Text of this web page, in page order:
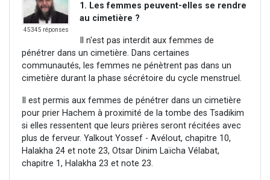
45345 réponses
1. Les femmes peuvent-elles se rendre
au cimetière ?
Il n'est pas interdit aux femmes de
pénétrer dans un cimetière. Dans certaines
communautés, les femmes ne pénètrent pas dans un
cimetière durant la phase sécrétoire du cycle menstruel.
Il est permis aux femmes de pénétrer dans un cimetière
pour prier Hachem à proximité de la tombe des Tsadikim
si elles ressentent que leurs prières seront récitées avec
plus de ferveur. Yalkout Yossef - Avélout, chapitre 10,
Halakha 24 et note 23, Otsar Dinim Laïcha Vélabat,
chapitre 1, Halakha 23 et note 23.